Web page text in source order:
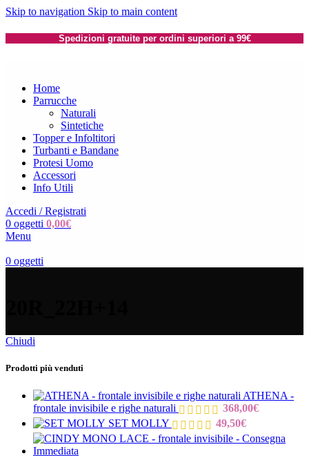
Skip to navigation Skip to main content
Spedizioni gratuite per ordini superiori a 99€
Home
Parrucche
Naturali
Sintetiche
Topper e Infoltitori
Turbanti e Bandane
Protesi Uomo
Accessori
Info Utili
Accedi / Registrati
0 oggetti 0,00€
Menu
0 oggetti
Chiudi
Prodotti più venduti
ATHENA -
frontale invisibile e righe naturali
368,00€
SET MOLLY
49,50€